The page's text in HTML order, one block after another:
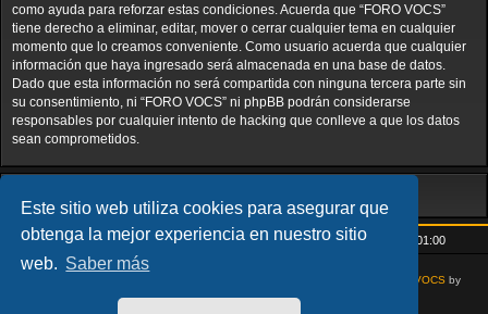
Este sitio web utiliza cookies para asegurar que
obtenga la mejor experiencia en nuestro sitio
web. Saber más
como ayuda para reforzar estas condiciones. Acuerda que “FORO VOCS”
tiene derecho a eliminar, editar, mover o cerrar cualquier tema en cualquier
momento que lo creamos conveniente. Como usuario acuerda que cualquier
información que haya ingresado será almacenada en una base de datos.
Dado que esta información no será compartida con ninguna tercera parte sin
su consentimiento, ni “FORO VOCS” ni phpBB podrán considerarse
responsables por cualquier intento de hacking que conlleve a que los datos
sean comprometidos.
Inicio Índice general Todos los horarios son UTC+01:00
VOCSby
Goliardo